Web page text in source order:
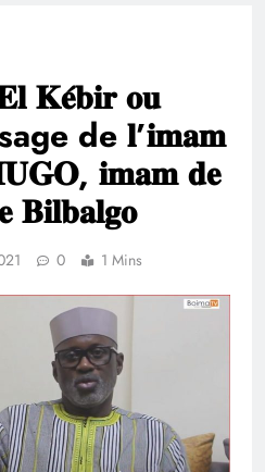
𝐊𝐞́𝐛𝐢𝐫 𝐨𝐮
de 𝐥’𝐢𝐦𝐚𝐦
𝐢𝐦𝐚𝐦 𝐝𝐞
0 1 Mins